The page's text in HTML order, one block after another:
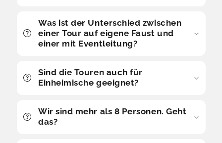
Was ist der Unterschied zwischen
einer Tour auf eigene Faust und
einer mit Eventleitung?
Sind die Touren auch für
Einheimische geeignet?
Wir sind mehr als 8 Personen. Geht
das?